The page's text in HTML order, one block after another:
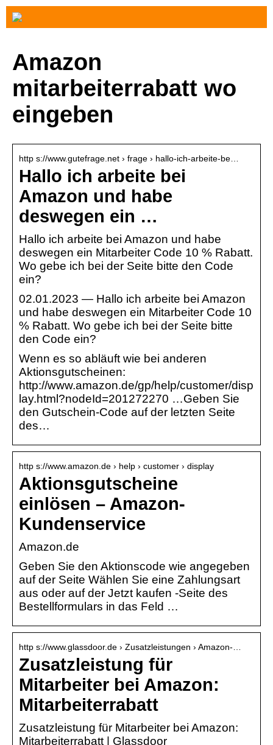
Amazon
mitarbeiterrabatt wo
eingeben
http s://www.gutefrage.net › frage › hallo-ich-arbeite-be…
Hallo ich arbeite bei
Amazon und habe
deswegen ein …
Hallo ich arbeite bei Amazon und habe
deswegen ein Mitarbeiter Code 10 % Rabatt.
Wo gebe ich bei der Seite bitte den Code
ein?
02.01.2023 — Hallo ich arbeite bei Amazon
und habe deswegen ein Mitarbeiter Code 10
% Rabatt. Wo gebe ich bei der Seite bitte
den Code ein?
Wenn es so abläuft wie bei anderen
Aktionsgutscheinen:
http://www.amazon.de/gp/help/customer/disp
lay.html?nodeId=201272270 …Geben Sie
den Gutschein-Code auf der letzten Seite
des…
http s://www.amazon.de › help › customer › display
Aktionsgutscheine
einlösen – Amazon-
Kundenservice
Amazon.de
Geben Sie den Aktionscode wie angegeben
auf der Seite Wählen Sie eine Zahlungsart
aus oder auf der Jetzt kaufen -Seite des
Bestellformulars in das Feld …
http s://www.glassdoor.de › Zusatzleistungen › Amazon-…
Zusatzleistung für
Mitarbeiter bei Amazon:
Mitarbeiterrabatt
Zusatzleistung für Mitarbeiter bei Amazon:
Mitarbeiterrabatt | Glassdoor